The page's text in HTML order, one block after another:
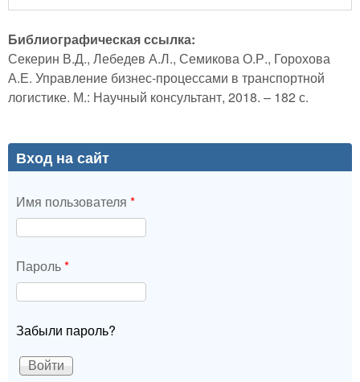
Библиографическая ссылка:
Секерин В.Д., Лебедев А.Л., Семикова О.Р., Горохова
А.Е. Управление бизнес-процессами в транспортной
логистике. М.: Научный консультант, 2018. – 182 с.
Вход на сайт
Имя пользователя *
Пароль*
Забыли пароль?